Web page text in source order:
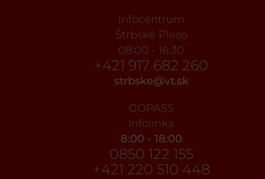
Infocentrum
Štrbské Pleso
08:00 - 16:30
+421 917 682 260
strbske@vt.sk
GOPASS
Infolinka
8:00 - 18:00
0850 122 155
+421 220 510 448